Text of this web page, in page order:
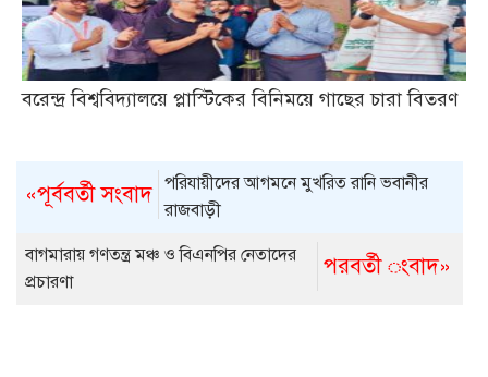
বরেন্দ্র বিশ্ববিদ্যালয়ে প্লাস্টিকের বিনিময়ে গাছের চারা বিতরণ
«পূর্ববর্তী সংবাদ পরিযায়ীদের আগমনে মুখরিত রানি ভবানীর
রাজবাড়ী
পরবর্তী ংবাদ»
বাগমারায় গণতন্ত্র মঞ্চ ও বিএনপির নেতাদের
প্রচারণা